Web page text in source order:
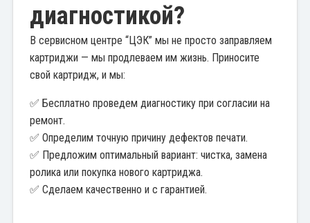
диагностикой?
В сервисном центре “ЦЭК” мы не просто заправляем
картриджи — мы продлеваем им жизнь. Приносите
свой картридж, и мы:
✅ Бесплатно проведем диагностику при согласии на
ремонт.
✅ Определим точную причину дефектов печати.
✅ Предложим оптимальный вариант: чистка, замена
ролика или покупка нового картриджа.
✅ Сделаем качественно и с гарантией.